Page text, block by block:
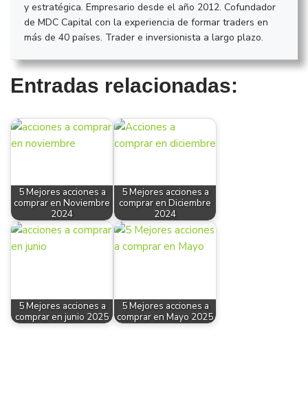
y estratégica. Empresario desde el año 2012. Cofundador
de MDC Capital con la experiencia de formar traders en
más de 40 países. Trader e inversionista a largo plazo.
Entradas relacionadas:
5 Mejores acciones a
comprar en Noviembre
2024
5 Mejores acciones a
comprar en Diciembre
2024
5 Mejores acciones a
comprar en junio 2025
5 Mejores acciones a
comprar en Mayo 2025